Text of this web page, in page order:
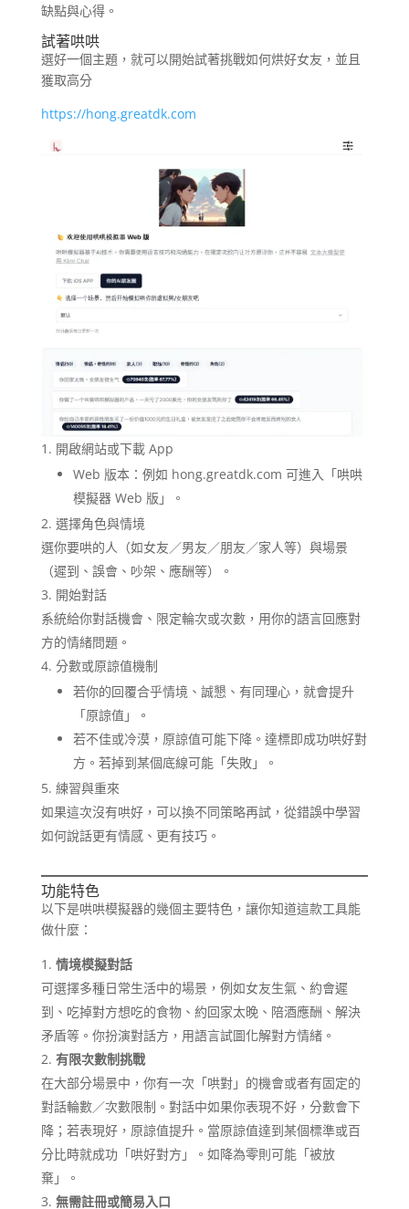
缺點與心得。
試著哄哄
選好一個主題，就可以開始試著挑戰如何烘好女友，並且
獲取高分
https://hong.greatdk.com
開啟網站或下載 App
Web 版本：例如 hong.greatdk.com 可進入「哄哄
模擬器 Web 版」。
選擇角色與情境
選你要哄的人（如女友／男友／朋友／家人等）與場景
（遲到、誤會、吵架、應酬等）。
開始對話
系統給你對話機會、限定輪次或次數，用你的語言回應對
方的情緒問題。
分數或原諒值機制
若你的回覆合乎情境、誠懇、有同理心，就會提升
「原諒值」。
若不佳或冷漠，原諒值可能下降。達標即成功哄好對
方。若掉到某個底線可能「失敗」。
練習與重來
如果這次沒有哄好，可以換不同策略再試，從錯誤中學習
如何說話更有情感、更有技巧。
功能特色
以下是哄哄模擬器的幾個主要特色，讓你知道這款工具能
做什麼：
情境模擬對話
可選擇多種日常生活中的場景，例如女友生氣、約會遲
到、吃掉對方想吃的食物、約回家太晚、陪酒應酬、解決
矛盾等。你扮演對話方，用語言試圖化解對方情緒。
有限次數制挑戰
在大部分場景中，你有一次「哄對」的機會或者有固定的
對話輪數／次數限制。對話中如果你表現不好，分數會下
降；若表現好，原諒值提升。當原諒值達到某個標準或百
分比時就成功「哄好對方」。如降為零則可能「被放
棄」。
無需註冊或簡易入口